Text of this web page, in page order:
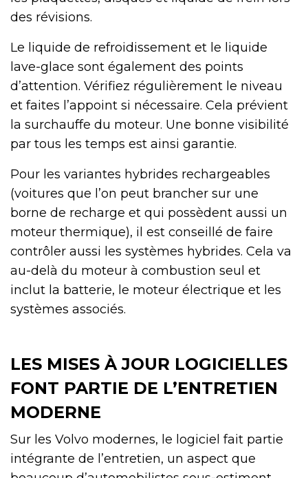
des révisions.
Le liquide de refroidissement et le liquide
lave-glace sont également des points
d’attention. Vérifiez régulièrement le niveau
et faites l’appoint si nécessaire. Cela prévient
la surchauffe du moteur. Une bonne visibilité
par tous les temps est ainsi garantie.
Pour les variantes hybrides rechargeables
(voitures que l’on peut brancher sur une
borne de recharge et qui possèdent aussi un
moteur thermique), il est conseillé de faire
contrôler aussi les systèmes hybrides. Cela va
au-delà du moteur à combustion seul et
inclut la batterie, le moteur électrique et les
systèmes associés.
LES MISES À JOUR LOGICIELLES
FONT PARTIE DE L’ENTRETIEN
MODERNE
Sur les Volvo modernes, le logiciel fait partie
intégrante de l’entretien, un aspect que